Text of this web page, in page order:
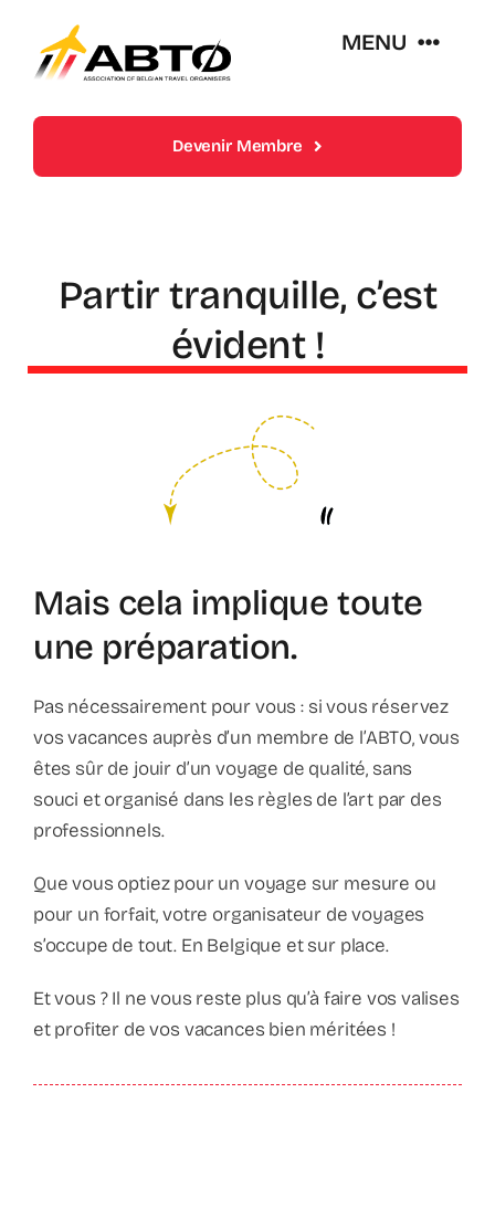
content
MENU
Over Abto
Lidmaatschappen
Trends En Evoluties Van De Reissector
ABC Van De Toeristische Terminologie
Français
Nederlands
Devenir Membre
Partir tranquille, c’est
évident !
Mais cela implique toute
une préparation.
Pas nécessairement pour vous : si vous réservez
vos vacances auprès d’un membre de l’ABTO, vous
êtes sûr de jouir d’un voyage de qualité, sans
souci et organisé dans les règles de l’art par des
professionnels.
Que vous optiez pour un voyage sur mesure ou
pour un forfait, votre organisateur de voyages
s’occupe de tout. En Belgique et sur place.
Et vous ? Il ne vous reste plus qu’à faire vos valises
et profiter de vos vacances bien méritées !